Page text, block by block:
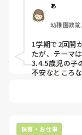
あ
幼稚園教
1学期で2回開
たが、テーマ
3.4.5歳児の子
不安なところ
遊びを紹介し
保育・お仕事